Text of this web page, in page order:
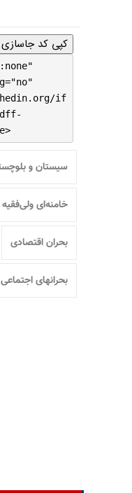
کپی کد
if
سیستان و
خامنه‌ای
بحران اقتصادی
بحرانهای اجتماعی